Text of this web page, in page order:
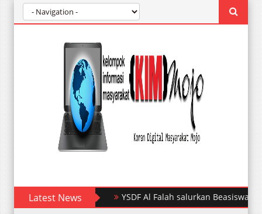
Latest News YSDF Al Falah salurkan Beasiswa